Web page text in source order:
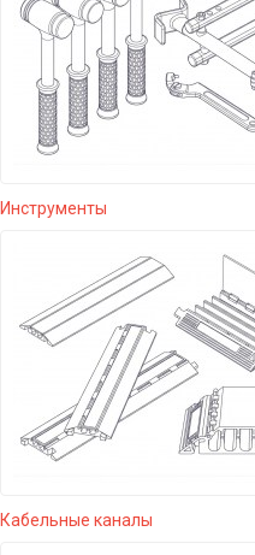
Инструменты
Кабельные каналы